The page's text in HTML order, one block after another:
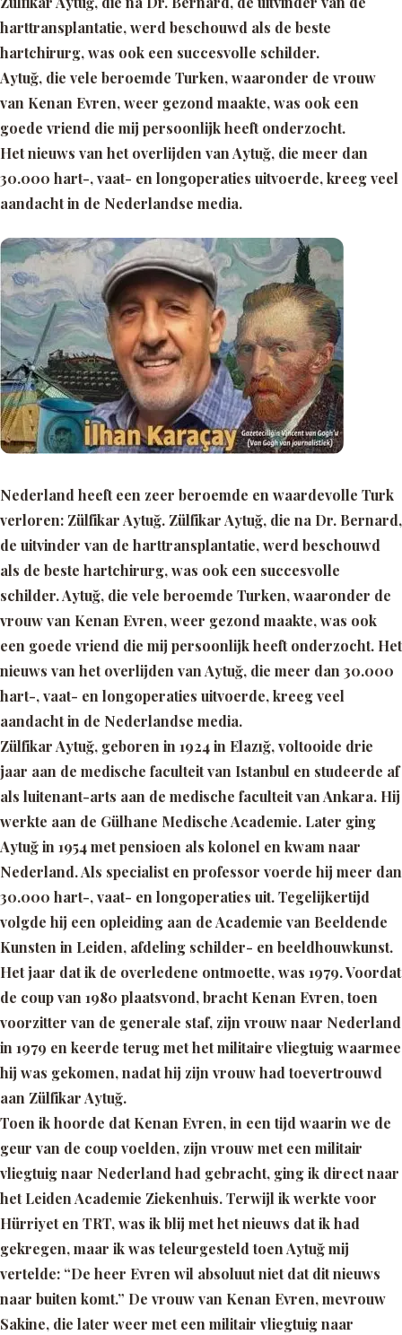
harttransplantatie, werd beschouwd als de beste
hartchirurg, was ook een succesvolle schilder.
Aytuğ, die vele beroemde Turken, waaronder de vrouw
van Kenan Evren, weer gezond maakte, was ook een
goede vriend die mij persoonlijk heeft onderzocht.
Het nieuws van het overlijden van Aytuğ, die meer dan
30.000 hart-, vaat- en longoperaties uitvoerde, kreeg veel
aandacht in de Nederlandse media.
Nederland heeft een zeer beroemde en waardevolle Turk
verloren: Zülfikar Aytuğ. Zülfikar Aytuğ, die na Dr. Bernard,
de uitvinder van de harttransplantatie, werd beschouwd
als de beste hartchirurg, was ook een succesvolle
schilder. Aytuğ, die vele beroemde Turken, waaronder de
vrouw van Kenan Evren, weer gezond maakte, was ook
een goede vriend die mij persoonlijk heeft onderzocht. Het
nieuws van het overlijden van Aytuğ, die meer dan 30.000
hart-, vaat- en longoperaties uitvoerde, kreeg veel
aandacht in de Nederlandse media.
Zülfikar Aytuğ, geboren in 1924 in Elazığ, voltooide drie
jaar aan de medische faculteit van Istanbul en studeerde af
als luitenant-arts aan de medische faculteit van Ankara. Hij
werkte aan de Gülhane Medische Academie. Later ging
Aytuğ in 1954 met pensioen als kolonel en kwam naar
Nederland. Als specialist en professor voerde hij meer dan
30.000 hart-, vaat- en longoperaties uit. Tegelijkertijd
volgde hij een opleiding aan de Academie van Beeldende
Kunsten in Leiden, afdeling schilder- en beeldhouwkunst.
Het jaar dat ik de overledene ontmoette, was 1979. Voordat
de coup van 1980 plaatsvond, bracht Kenan Evren, toen
voorzitter van de generale staf, zijn vrouw naar Nederland
in 1979 en keerde terug met het militaire vliegtuig waarmee
hij was gekomen, nadat hij zijn vrouw had toevertrouwd
aan Zülfikar Aytuğ.
Toen ik hoorde dat Kenan Evren, in een tijd waarin we de
geur van de coup voelden, zijn vrouw met een militair
vliegtuig naar Nederland had gebracht, ging ik direct naar
het Leiden Academie Ziekenhuis. Terwijl ik werkte voor
Hürriyet en TRT, was ik blij met het nieuws dat ik had
gekregen, maar ik was teleurgesteld toen Aytuğ mij
vertelde: “De heer Evren wil absoluut niet dat dit nieuws
naar buiten komt.” De vrouw van Kenan Evren, mevrouw
Sakine, die later weer met een militair vliegtuig naar